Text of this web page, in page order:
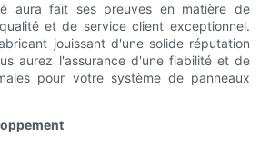
aura fait ses preuves en matière de
et de service client exceptionnel.
jouissant d'une solide réputation
aurez l'assurance d'une fiabilité et de
pour votre système de panneaux